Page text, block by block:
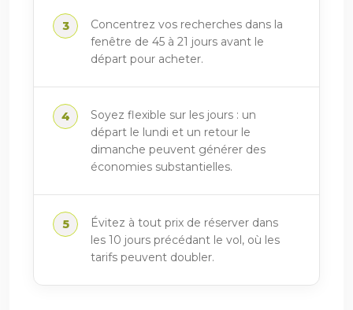
Concentrez vos recherches dans la
fenêtre de 45 à 21 jours avant le
départ pour acheter.
Soyez flexible sur les jours : un
départ le lundi et un retour le
dimanche peuvent générer des
économies substantielles.
Évitez à tout prix de réserver dans
les 10 jours précédant le vol, où les
tarifs peuvent doubler.